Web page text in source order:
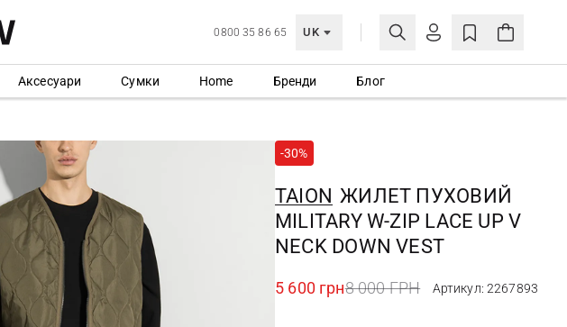
0800 35 86 65 UK
МОЯ ОБЛІКІВКА
СТВОРИТИ ОБЛІКІВКУ
Аксесуари Сумки Home Бренди Блог
-30%
TAION ЖИЛЕТ ПУХОВИЙ
MILITARY W-ZIP LACE UP V
NECK DOWN VEST
5 600 грн8 000 ГРН Артикул: 2267893